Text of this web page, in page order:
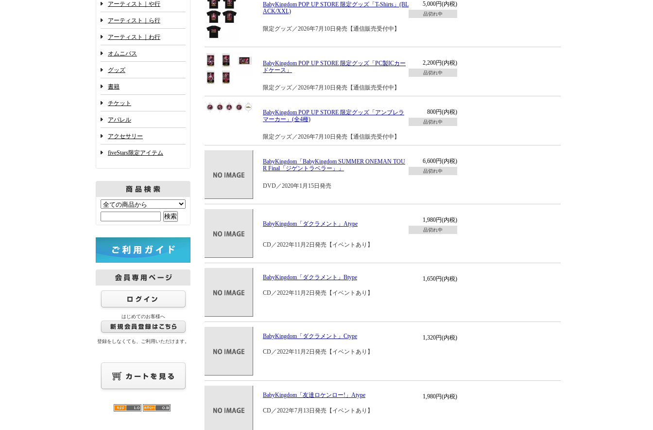
アーティスト｜や行
アーティスト｜ら行
アーティスト｜わ行
オムニバス
グッズ
書籍
チケット
アパレル
アクセサリー
fiveStars限定アイテム
はじめてのお客様へ
登録をしなくても、ご利用いただけます。
BabyKingdom POP UP STORE 限定グッズ「T-Shirts」(BL
ACK/XXL)
5,000円(内税)
品切れ中
限定グッズ／2026年7月10日発売【通信販売受付中】
BabyKingdom POP UP STORE 限定グッズ「PC製ICカー
ドケース」
2,200円(内税)
品切れ中
限定グッズ／2026年7月10日発売【通信販売受付中】
BabyKingdom POP UP STORE 限定グッズ「アンブレラ
マーカー」(全4種)
800円(内税)
品切れ中
限定グッズ／2026年7月10日発売【通信販売受付中】
BabyKingdom「BabyKingdom SUMMER ONEMAN TOU
R Final「ジゲントラベラー」」
6,600円(内税)
品切れ中
DVD／2020年1月15日発売
BabyKingdom「ダクラメント」Atype
1,980円(内税)
品切れ中
CD／2022年11月2日発売【イベントあり】
BabyKingdom「ダクラメント」Btype 1,650円(内税)
CD／2022年11月2日発売【イベントあり】
BabyKingdom「ダクラメント」Ctype 1,320円(内税)
CD／2022年11月2日発売【イベントあり】
BabyKingdom「友達ロケンロー!」Atype 1,980円(内税)
CD／2022年7月13日発売【イベントあり】